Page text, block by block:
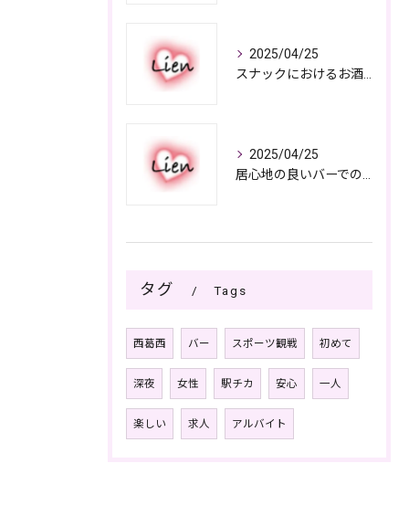
2025/04/25
2025/04/25
タグ Tags
西葛西 バー スポーツ観戦 初めて
深夜 女性 駅チカ 安心 一人
楽しい 求人 アルバイト